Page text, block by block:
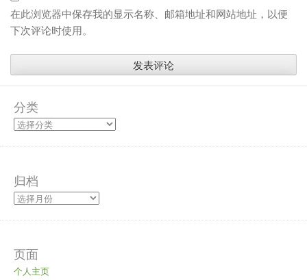
在此浏览器中保存我的显示名称、邮箱地址和网站地址，以便
下次评论时使用。
分类
归档
页面
个人主页